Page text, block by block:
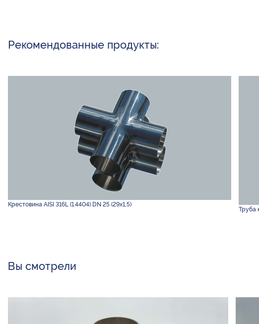
Рекомендованные продукты:
Крестовина AISI 316L (1.4404) DN 25 (29х1,5)
Труба
Вы смотрели